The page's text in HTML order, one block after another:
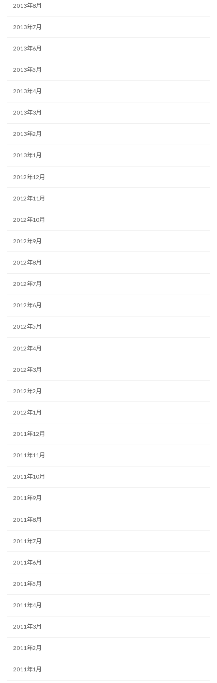
2013年8月
2013年7月
2013年6月
2013年5月
2013年4月
2013年3月
2013年2月
2013年1月
2012年12月
2012年11月
2012年10月
2012年9月
2012年8月
2012年7月
2012年6月
2012年5月
2012年4月
2012年3月
2012年2月
2012年1月
2011年12月
2011年11月
2011年10月
2011年9月
2011年8月
2011年7月
2011年6月
2011年5月
2011年4月
2011年3月
2011年2月
2011年1月